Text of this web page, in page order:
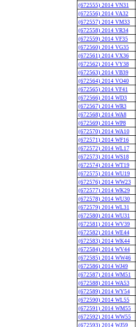
(672555) 2014 VN31
(672556) 2014 VA32
(672557) 2014 VM33
(672558) 2014 VR34
(672559) 2014 VF35
(672560) 2014 VG35
(672561) 2014 VX36
(672562) 2014 VY38
(672563) 2014 VB39
(672564) 2014 VO40
(672565) 2014 VF41
(672566) 2014 WD3
(672567) 2014 WR3
(672568) 2014 WA8
(672569) 2014 WP8
(672570) 2014 WA10
(672571) 2014 WF16
(672572) 2014 WL17
(672573) 2014 WS18
(672574) 2014 WT19
(672575) 2014 WU19
(672576) 2014 WW23
(672577) 2014 WK29
(672578) 2014 WU30
(672579) 2014 WL31
(672580) 2014 WU31
(672581) 2014 WV39
(672582) 2014 WE44
(672583) 2014 WK44
(672584) 2014 WV44
(672585) 2014 WW46
(672586) 2014 WJ49
(672587) 2014 WM51
(672588) 2014 WA53
(672589) 2014 WY54
(672590) 2014 WL55
(672591) 2014 WM55
(672592) 2014 WW55
(672593) 2014 WJ59